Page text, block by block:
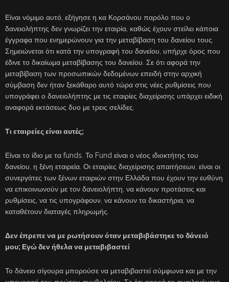
Είναι νόμιμο αυτό, εξήγησε η κα Κορσάνου παρόλο που ο
δανειολήπτης δεν γνωρίζει την εταιρία, καθώς έχουν στείλει κάποια
έγγραφα που ενημερώνουν για την μεταβίβαση του δανείου τους.
Σημειώνεται ότι κατά την υπογραφή του δανείου, υπήρχε όρος που
έδινε το δικαίωμα μεταβίβασης του δανείου. Σε ότι αφορά την
μεταβίβαση των προσωπικών δεδομένων επειδή στην αρχική
σύμβαση δεν ήταν ξεκάθαρο αυτό τώρα στις νέες ρυθμίσεις που
υπογράφει ο δανειολήπτης με τις εταιρίες διαχείρισης υπάρχει ειδική
αναφορά εκτάσεως δυο με τρεις σελίδες.
Τι εταιρείες είναι αυτές;
Είναι το ίδιο με τα funds. Το Fund είναι ο νέος ιδιοκτήτης του
δανείου, η ξένη εταιρεία. Οι εταιρίες διαχείρισης απαιτήσεων, είναι οι
συνεργάτες των ξένων εταιριών στην Ελλάδα που έχουν την ευθύνη
να επικοινωνούν με τον δανειολήπτη, να κάνουν προτάσεις και
ρυθμίσεις, να τις υπογράφουν, να κάνουν τα δικαστήρια, να
καταθέτουν διαταγές πληρωμής.
Δεν έπρεπε να με ρωτήσουν όταν μεταβιβάστηκε το δάνειό
μου; Εγώ δεν ήθελα να μεταβιβαστεί
Το δάνειο σίγουρα μπορούσε να μεταβιβαστεί σύμφωνα και με την